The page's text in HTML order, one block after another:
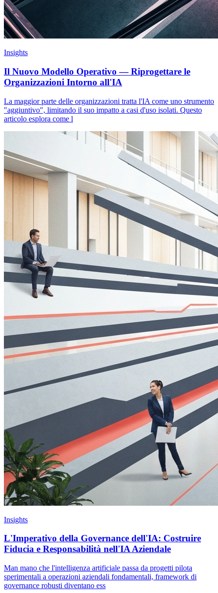
Insights
Il Nuovo Modello Operativo — Riprogettare le
Organizzazioni Intorno all'IA
La maggior parte delle organizzazioni tratta l'IA come uno strumento
"aggiuntivo", limitando il suo impatto a casi d'uso isolati. Questo
articolo esplora come l
Insights
L'Imperativo della Governance dell'IA: Costruire
Fiducia e Responsabilità nell'IA Aziendale
Man mano che l'intelligenza artificiale passa da progetti pilota
sperimentali a operazioni aziendali fondamentali, framework di
governance robusti diventano ess